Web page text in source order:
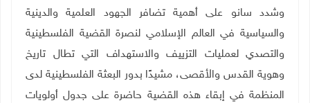
وشدد سانو على أهمية تضافر الجهود العلمية والدينية
والسياسية في العالم الإسلامي لنصرة القضية الفلسطينية
والتصدي لعمليات التزييف والاستهداف التي تطال تاريخ
وهوية القدس والأقصى، مشيدًا بدور البعثة الفلسطينية لدى
المنظمة في إبقاء هذه القضية حاضرة على جدول أولويات